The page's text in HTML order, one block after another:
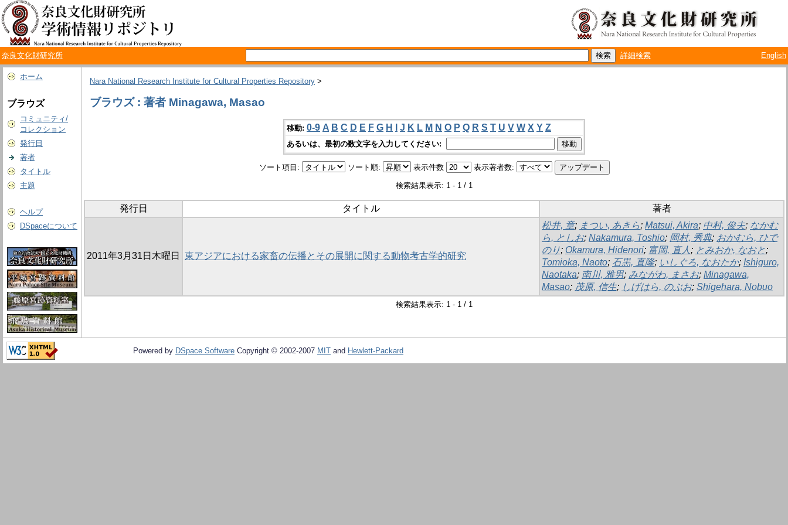
奈良文化財研究所 詳細検索 English
ホーム
ブラウズ
コミュニティ/
コレクション
発行日
著者
タイトル
主題
ヘルプ
DSpaceについて
Nara National Research Institute for Cultural Properties Repository >
ブラウズ : 著者 Minagawa, Masao
移動: 0-9 A B C D E F G H J K L M N O P Q R S T U V W X Y Z
あるいは、最初の数文字を入力してください:
ソート項目: ソート順: 表示件数 表示著者数:
検索結果表示: 1 - 1 / 1
発行日 タイトル 著者
2011年3月31日木曜日 東アジアにおける家畜の伝播とその展開に関する動物考古学的研究
松井, 章; まつい, あきら; Matsui, Akira; 中村, 俊夫; なかむ
ら, としお; Nakamura, Toshio; 岡村, 秀典; おかむら, ひで
のり; Okamura, Hidenori; 富岡, 直人 ; とみおか, なおと;
Tomioka, Naoto; 石黒, 直隆; いしぐろ, なおたか; Ishiguro,
Naotaka; 南川, 雅男; みながわ, まさお; Minagawa,
Masao; 茂原, 信生; しげはら, のぶお; Shigehara, Nobuo
検索結果表示: 1 - 1 / 1
Powered by DSpace Software Copyright © 2002-2007 MIT and Hewlett-Packard